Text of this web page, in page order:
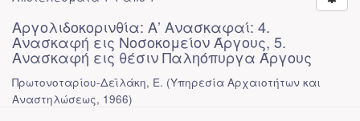
Αργολιδοκορινθία: Α’ Ανασκαφαί: 4.
Ανασκαφή εις Νοσοκομείον Άργους, 5.
Ανασκαφή εις θέσιν Παληόπυργα Άργους
Πρωτονοταρίου-Δεϊλάκη, Ε. (Υπηρεσία Αρχαιοτήτων και
Αναστηλώσεως, 1966)